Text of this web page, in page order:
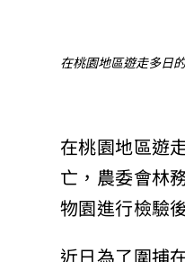
在桃園地區遊走多日
在桃園地區遊
亡，農委會林
物園進行檢驗